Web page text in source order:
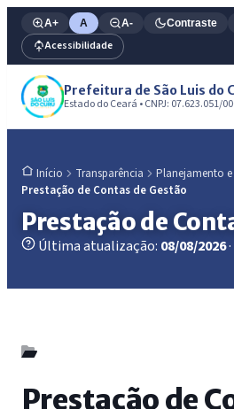
A+ A A- Contraste
Acessibilidade
Prefeitura de São Luis do
Estado do Ceará • CNPJ: 07.623.051/
Início Transparência
Planejamento
Prestação de Contas de Gestão
Prestação de
Última atualização: 08/08/2026
Prestação de